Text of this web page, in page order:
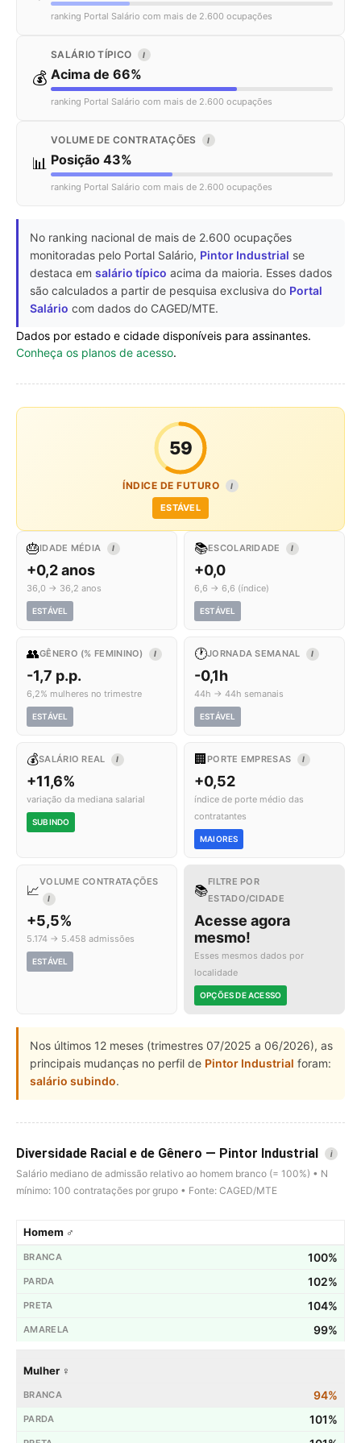
ranking Portal Salário com mais de 2.600 ocupações
💰
SALÁRIO TÍPICO I
Acima de 66%
ranking Portal Salário com mais de 2.600 ocupações
📊
VOLUME DE CONTRATAÇÕES I
Posição 43%
ranking Portal Salário com mais de 2.600 ocupações
No ranking nacional de mais de 2.600 ocupações
monitoradas pelo Portal Salário, Pintor Industrial se
destaca em salário típico acima da maioria. Esses dados
são calculados a partir de pesquisa exclusiva do Portal
Salário com dados do CAGED/MTE.
Dados por estado e cidade disponíveis para assinantes.
Conheça os planos de acesso.
59
ÍNDICE DE FUTURO I
ESTÁVEL
🎂IDADE MÉDIA I
+0,2 anos
36,0 → 36,2 anos
ESTÁVEL
📚ESCOLARIDADE I
+0,0
6,6 → 6,6 (índice)
ESTÁVEL
👥GÊNERO (% FEMININO) I
-1,7 p.p.
6,2% mulheres no trimestre
ESTÁVEL
🕐JORNADA SEMANAL I
-0,1h
44h → 44h semanais
ESTÁVEL
💰SALÁRIO REAL I
+11,6%
variação da mediana salarial
SUBINDO
🏢 PORTE EMPRESAS I
+0,52
índice de porte médio das
contratantes
MAIORES
📈
VOLUME CONTRATAÇÕES
I
+5,5%
5.174 → 5.458 admissões
ESTÁVEL
📚
FILTRE POR
ESTADO/CIDADE
Acesse agora
mesmo!
Esses mesmos dados por
localidade
OPÇÕES DE ACESSO
Nos últimos 12 meses (trimestres 07/2025 a 06/2026), as
principais mudanças no perfil de Pintor Industrial foram:
salário subindo.
Diversidade Racial e de Gênero — Pintor Industrial i
Salário mediano de admissão relativo ao homem branco (= 100%) • N
mínimo: 100 contratações por grupo • Fonte: CAGED/MTE
Homem ♂
100%
102%
104%
99%
Mulher ♀
94%
101%